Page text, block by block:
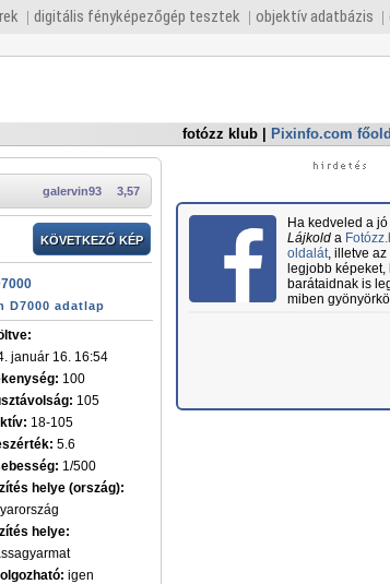
digitális fényképezőgép tesztek objektív adatbázis
fotózz klub Pixinfo.com
3,57
galervin93
KÖVETKEZŐ KÉP
D7000 adatlap
január 16. 16:54
100
105
18-105
5.6
1/500
helye (ország):
helye:
igen
Ha kedveled a
Lájkolda
oldalát, illetve az
legjobb képeket,
barátaidnak is
miben